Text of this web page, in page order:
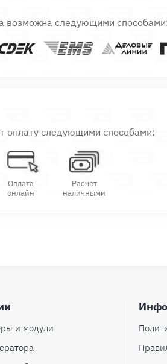
возможна следующими
оплату следующими способами:
Оплата
онлайн
Расчет
наличными
и модули